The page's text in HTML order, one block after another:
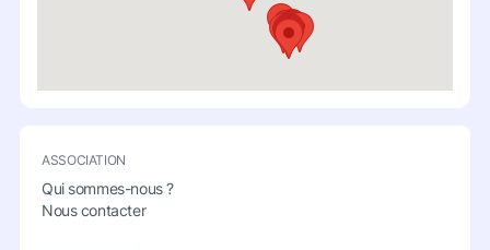
ASSOCIATION
Qui sommes-nous ?
Nous contacter